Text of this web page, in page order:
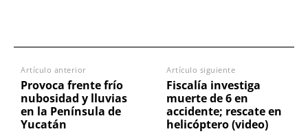
Artículo anterior
Provoca frente frío
nubosidad y lluvias
en la Península de
Yucatán
Artículo siguiente
Fiscalía investiga
muerte de 6 en
accidente; rescate en
helicóptero (video)